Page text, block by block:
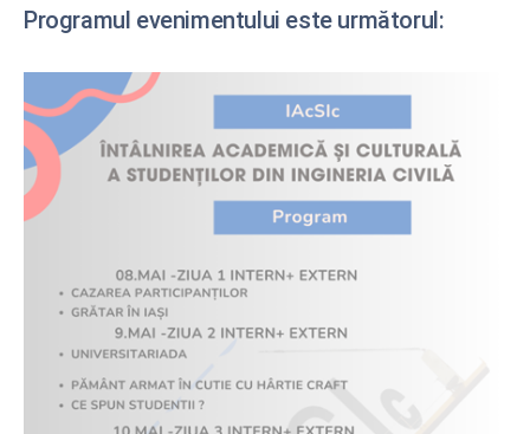
Programul evenimentului este următorul: